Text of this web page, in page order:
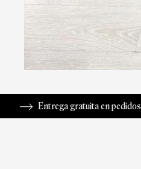
gratuita en pedidos superiores a